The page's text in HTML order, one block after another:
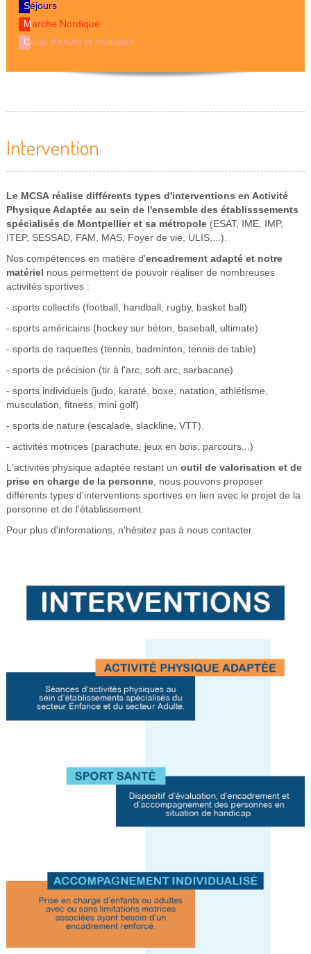
Séjours
Marche Nordique
Coup d'envoi et Invitation
Intervention
Le MCSA réalise différents types d'interventions en Activité
Physique Adaptée au sein de l'ensemble des établisssements
spécialisés de Montpellier et sa métropole (ESAT, IME, IMP,
ITEP, SESSAD, FAM, MAS, Foyer de vie, ULIS,...).
Nos compétences en matière d'encadrement adapté et notre
matériel nous permettent de pouvoir réaliser de nombreuses
activités sportives :
- sports collectifs (football, handball, rugby, basket ball)
- sports américains (hockey sur béton, baseball, ultimate)
- sports de raquettes (tennis, badminton, tennis de table)
- sports de précision (tir à l'arc, soft arc, sarbacane)
- sports individuels (judo, karaté, boxe, natation, athlétisme,
musculation, fitness, mini golf)
- sports de nature (escalade, slackline, VTT).
- activités motrices (parachute, jeux en bois, parcours...)
L'activités physique adaptée restant un outil de valorisation et de
prise en charge de la personne, nous pouvons proposer
différents types d'interventions sportives en lien avec le projet de la
personne et de l'établissement.
Pour plus d'informations, n'hésitez pas à nous contacter.